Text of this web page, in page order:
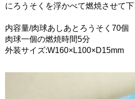
にろうそくを浮かべて燃焼させて
内容量/肉球あしあとろうそく70個
肉球一個の燃焼時間5分
外装サイズ:W160×L100×D15mm